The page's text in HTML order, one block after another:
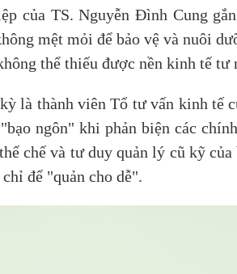
của TS. Nguyễn Đình Cung
mệt mỏi để bảo vệ và nuôi
thể thiếu được nền kinh tế tư
là thành viên Tổ tư vấn kinh tế
ngôn" khi phản biện các
chế và tư duy quản lý cũ kỹ
để "quản cho dễ".